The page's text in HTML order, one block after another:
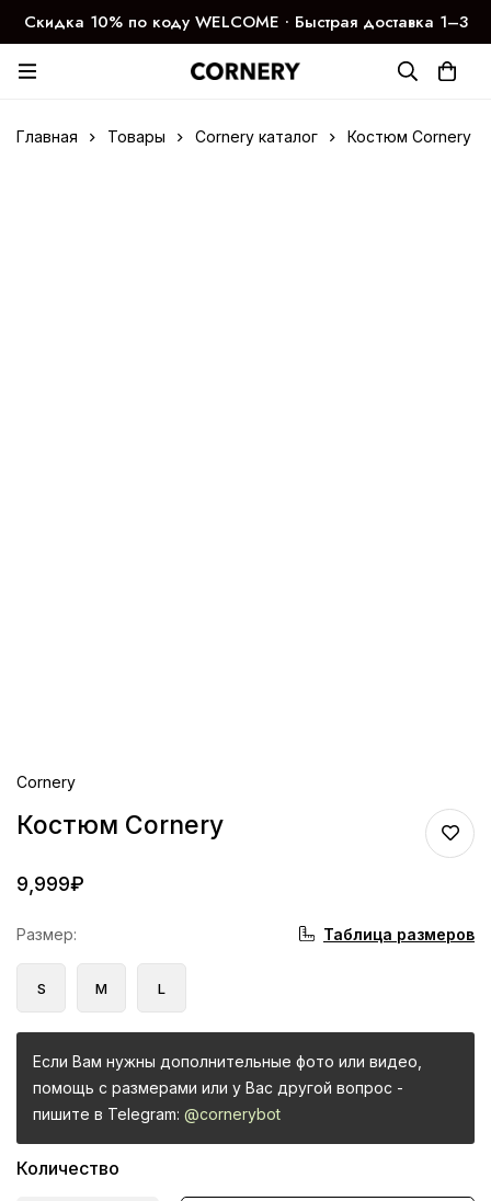
Скидка 10% по коду WELCOME ∙ Быстрая доставка 1–3
дня
Главная Товары Cornery каталог Костюм Cornery
Cornery
Костюм Cornery
9,999₽
Размер: Таблица размеров
S M L
Если Вам нужны дополнительные фото или видео,
помощь с размерами или у Вас другой вопрос -
пишите в Telegram: @cornerybot
Количество